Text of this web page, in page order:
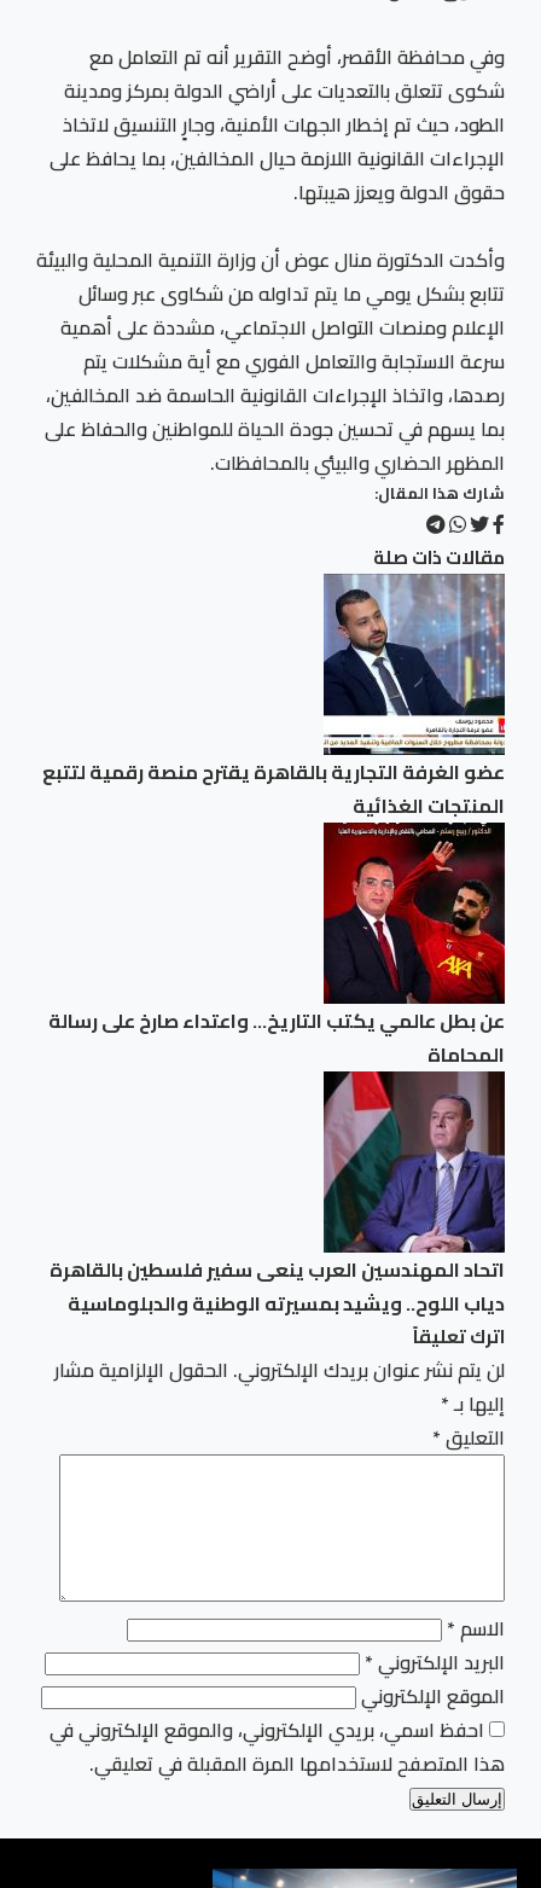
وفي محافظة الأقصر، أوضح التقرير أنه تم التعامل مع
شكوى تتعلق بالتعديات على أراضي الدولة بمركز ومدينة
الطود، حيث تم إخطار الجهات الأمنية، وجارٍ التنسيق لاتخاذ
الإجراءات القانونية اللازمة حيال المخالفين، بما يحافظ على
حقوق الدولة ويعزز هيبتها.
وأكدت الدكتورة منال عوض أن وزارة التنمية المحلية والبيئة
تتابع بشكل يومي ما يتم تداوله من شكاوى عبر وسائل
الإعلام ومنصات التواصل الاجتماعي، مشددة على أهمية
سرعة الاستجابة والتعامل الفوري مع أية مشكلات يتم
رصدها، واتخاذ الإجراءات القانونية الحاسمة ضد المخالفين،
بما يسهم في تحسين جودة الحياة للمواطنين والحفاظ على
المظهر الحضاري والبيئي بالمحافظات.
شارك هذا المقال:
مقالات ذات صلة
عضو الغرفة التجارية بالقاهرة يقترح منصة رقمية لتتبع
المنتجات الغذائية
عن بطل عالمي يكتب التاريخ… واعتداء صارخ على رسالة
المحاماة
اتحاد المهندسين العرب ينعى سفير فلسطين بالقاهرة
دياب اللوح.. ويشيد بمسيرته الوطنية والدبلوماسية
اترك تعليقاً
لن يتم نشر عنوان بريدك الإلكتروني. الحقول الإلزامية مشار
إليها بـ*
التعليق*
الاسم*
البريد الإلكتروني*
الموقع الإلكتروني
احفظ اسمي، بريدي الإلكتروني، والموقع الإلكتروني في
هذا المتصفح لاستخدامها المرة المقبلة في تعليقي.